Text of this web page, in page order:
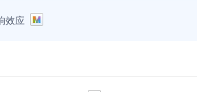
效应